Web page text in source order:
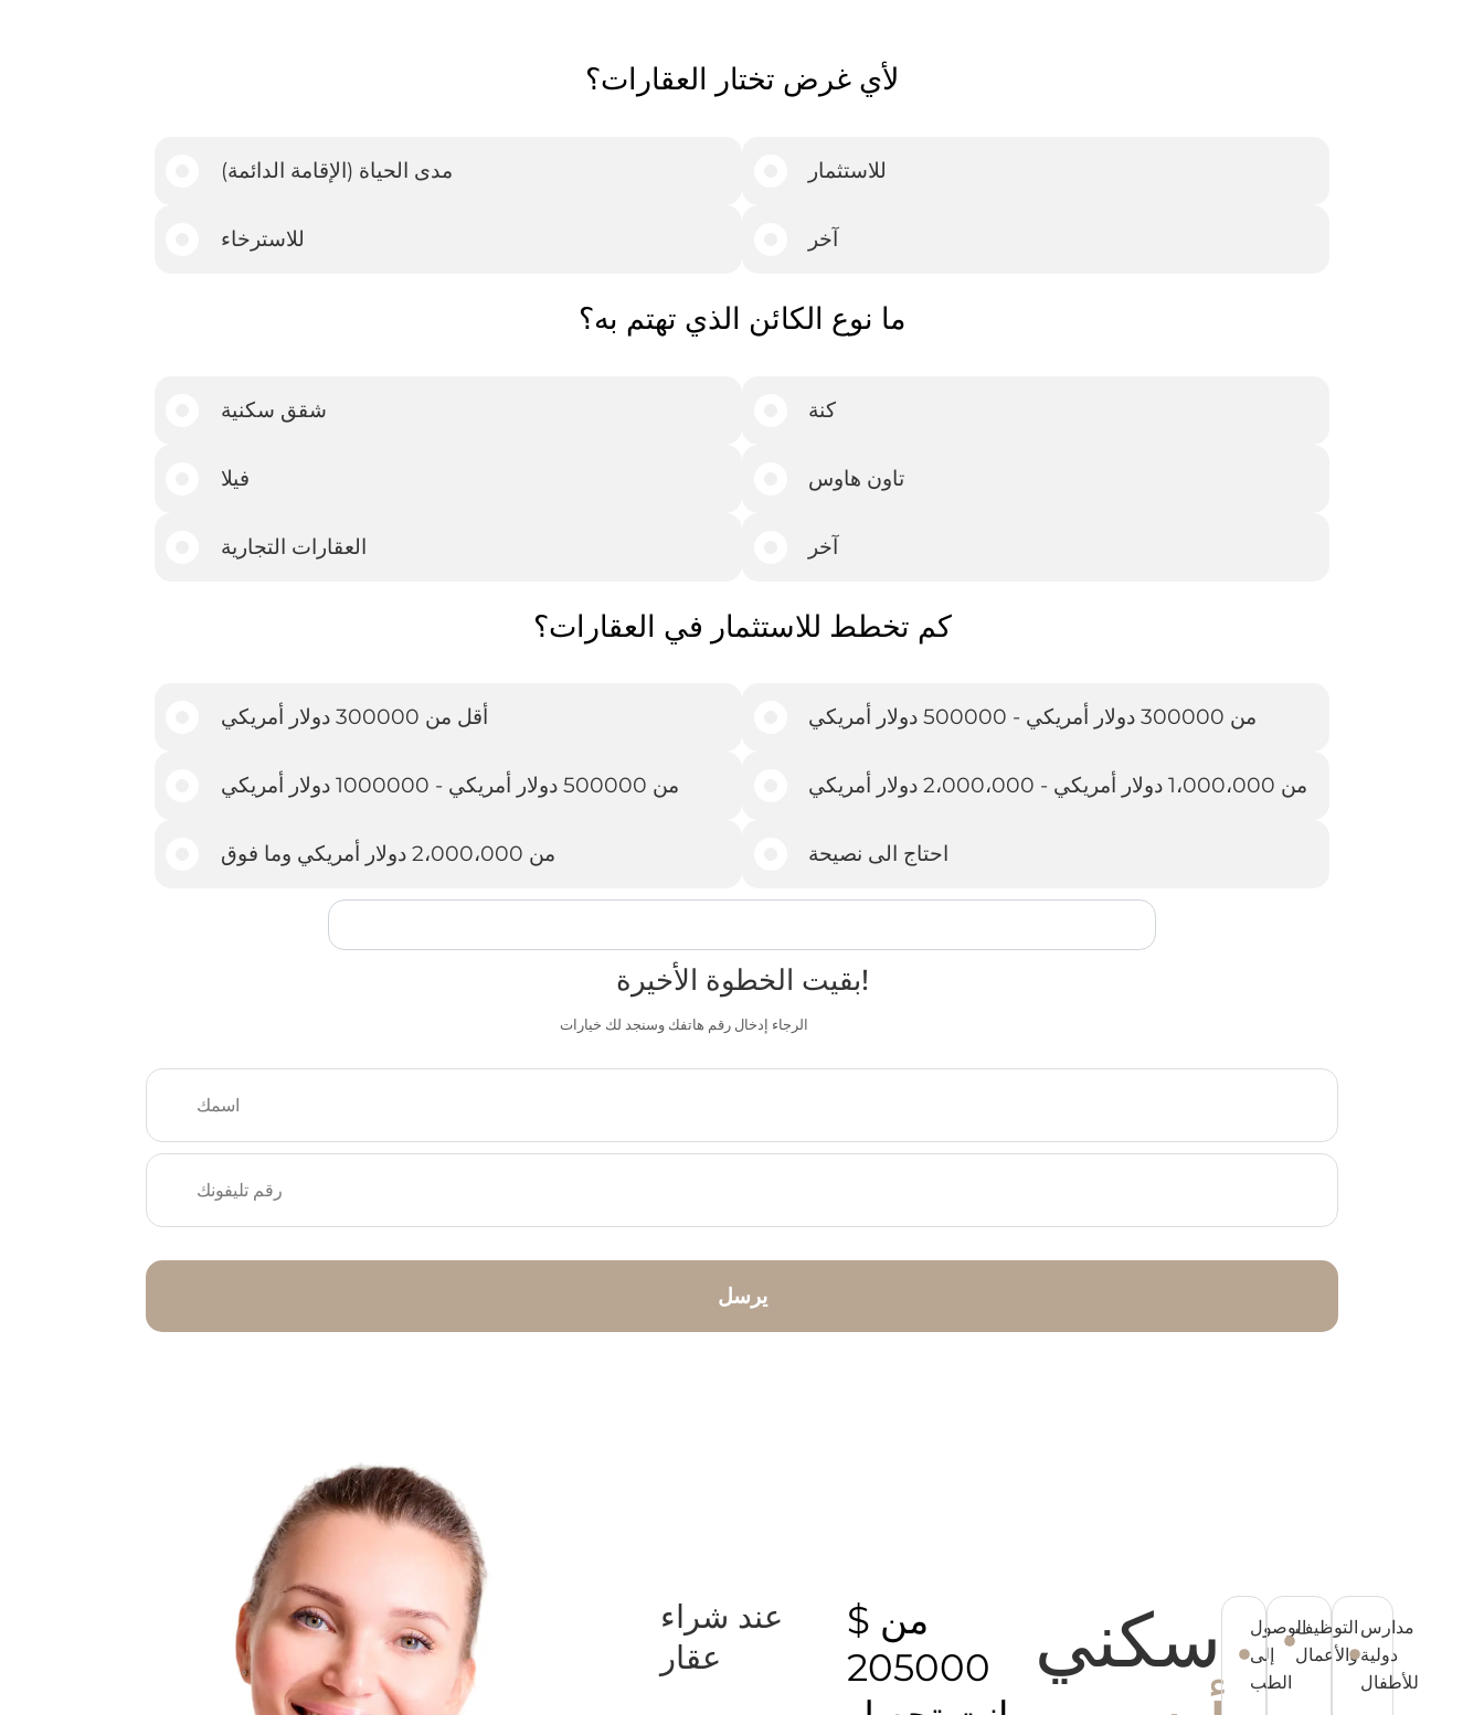
لأي غرض تختار العقارات؟
مدى الحياة (الإقامة الدائمة) للاستثمار
للاسترخاء آخر
ما نوع الكائن الذي تهتم به؟
شقق سكنية كنة
فيلا تاون هاوس
العقارات التجارية آخر
كم تخطط للاستثمار في العقارات؟
أقل من 300000 دولار أمريكي من 300000 دولار أمريكي - 500000 دولار أمريكي
من 500000 دولار أمريكي - 1000000 دولار أمريكي من 1،000،000 دولار أمريكي - 2،000،000 دولار أمريكي
من 2،000،000 دولار أمريكي وما فوق احتاج الى نصيحة
بقيت الخطوة الأخيرة!
الرجاء إدخال رقم هاتفك وسنجد لك خيارات
يرسل
عند شراء
عقار
من $
205000
سكني
الوصول
إلى
الطب
التوظيف
والأعمال
مدارس
دولية
للأطفال